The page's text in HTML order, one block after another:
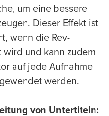
um eine bessere
Dieser Effekt ist
wenn die Rev-
wird und kann zudem
auf jede Aufnahme
werden.
von Untertiteln: